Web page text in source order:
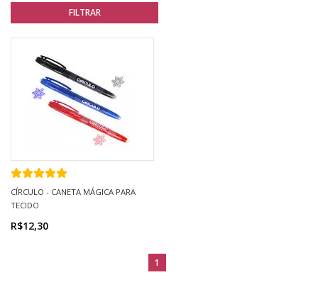
CÍRCULO - CANETA MÁGICA PARA
TECIDO
R$12,30
1